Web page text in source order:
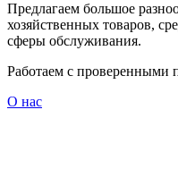
Предлагаем большое
хозяйственных товаров,
сферы обслуживания.
Работаем с проверенными
О нас